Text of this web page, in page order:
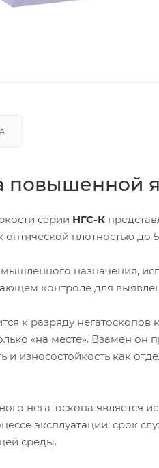
повышенной
серии НГС-К
плотностью до
назначения,
контроле для
к разряду
«на месте». Взамен он
и износостойкость как
негатоскопа является
эксплуатации; срок
среды.